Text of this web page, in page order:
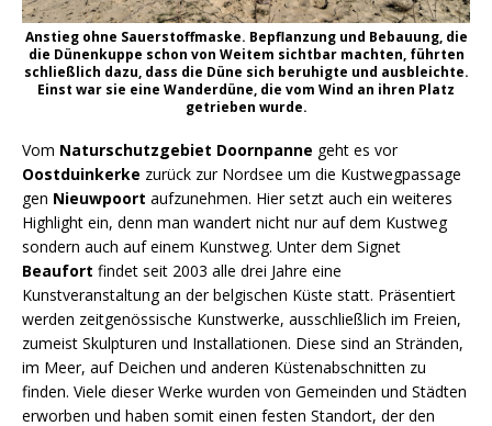
Anstieg ohne Sauerstoffmaske. Bepflanzung und Bebauung, die
die Dünenkuppe schon von Weitem sichtbar machten, führten
schließlich dazu, dass die Düne sich beruhigte und ausbleichte.
Einst war sie eine Wanderdüne, die vom Wind an ihren Platz
getrieben wurde.
Vom Naturschutzgebiet Doornpanne geht es vor
Oostduinkerke zurück zur Nordsee um die Kustwegpassage
gen Nieuwpoort aufzunehmen. Hier setzt auch ein weiteres
Highlight ein, denn man wandert nicht nur auf dem Kustweg
sondern auch auf einem Kunstweg. Unter dem Signet
Beaufort findet seit 2003 alle drei Jahre eine
Kunstveranstaltung an der belgischen Küste statt. Präsentiert
werden zeitgenössische Kunstwerke, ausschließlich im Freien,
zumeist Skulpturen und Installationen. Diese sind an Stränden,
im Meer, auf Deichen und anderen Küstenabschnitten zu
finden. Viele dieser Werke wurden von Gemeinden und Städten
erworben und haben somit einen festen Standort, der den